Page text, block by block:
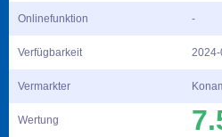
Onlinefunktion -
Verfügbarkeit
Vermarkter
Wertung